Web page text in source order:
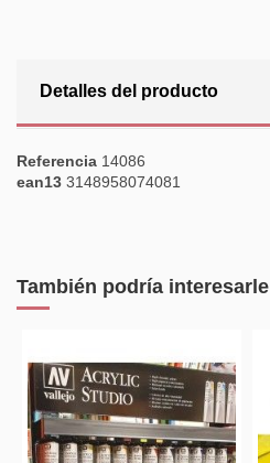
Detalles del producto
Referencia 14086
ean13 3148958074081
También podría interesarle